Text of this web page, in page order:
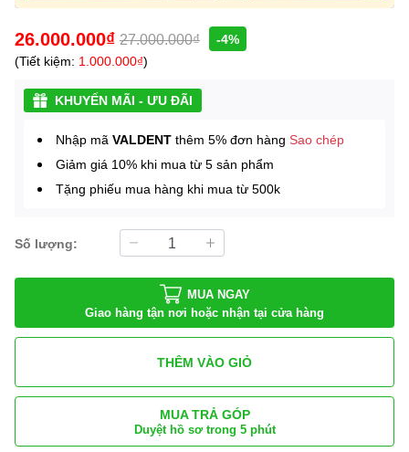
26.000.000₫ 27.000.000₫
-4%
(Tiết kiệm: 1.000.000₫)
KHUYẾN MÃI - ƯU ĐÃI
Nhập mã VALDENT thêm 5% đơn hàng Sao chép
Giảm giá 10% khi mua từ 5 sản phẩm
Tặng phiếu mua hàng khi mua từ 500k
Số lượng:
MUA NGAY
Giao hàng tận nơi hoặc nhận tại cửa hàng
THÊM VÀO GIỎ
MUA TRẢ GÓP
Duyệt hồ sơ trong 5 phút